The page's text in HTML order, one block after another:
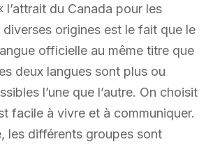
l’attrait du Canada pour les
origines est le fait que le
officielle au même titre que
deux langues sont plus ou
l’une que l’autre. On choisit
facile à vivre et à communiquer.
les différents groupes sont